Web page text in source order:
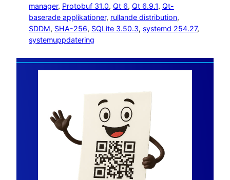
manager, Protobuf 31.0, Qt 6, Qt 6.9.1, Qt-
baserade applikationer, rullande distribution
SDDM, SHA-256, SQLite 3.50.3, systemd 254.27
systemuppdatering